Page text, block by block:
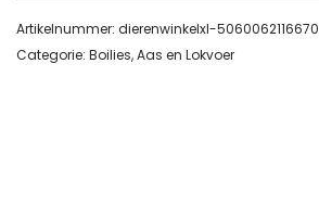
Artikelnummer: dierenwinkelxl-5060062116670
Categorie: Boilies, Aas en Lokvoer